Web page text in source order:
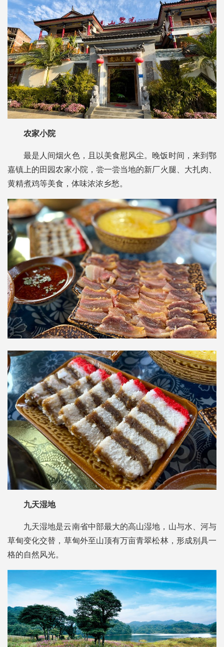
农家小院
最是人间烟火色，且以美食慰风尘。晚饭时间，来到鄂
嘉镇上的田园农家小院，尝一尝当地的新厂火腿、大扎肉、
黄精煮鸡等美食，体味浓浓乡愁。
九天湿地
九天湿地是云南省中部最大的高山湿地，山与水、河与
草甸变化交替，草甸外至山顶有万亩青翠松林，形成别具一
格的自然风光。